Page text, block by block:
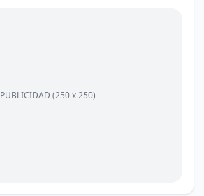
PUBLICIDAD (250 x 250)